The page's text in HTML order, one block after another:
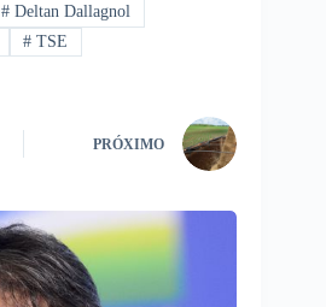
#Deltan Dallagnol
# TSE
PRÓXIMO